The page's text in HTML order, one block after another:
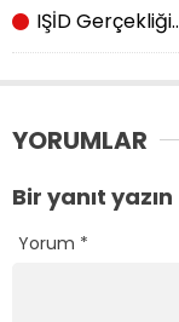
IŞİD Gerçekliği..
YORUMLAR
Bir yanıt yazın
Yorum *